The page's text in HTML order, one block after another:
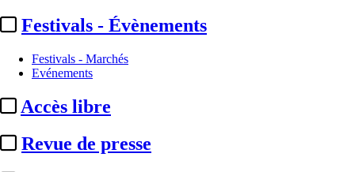
Festivals - Évènements
Festivals - Marchés
Evénements
Accès libre
Revue de presse
Stéphane Richard :
d'Orange nommé président du
Théâtre national ...